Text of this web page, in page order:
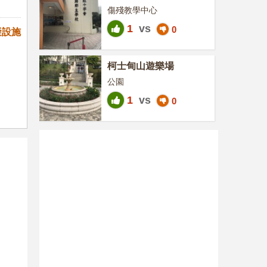
施
傷殘教學中心
1 vs 0
柯士甸山遊樂場
公園
1 vs 0